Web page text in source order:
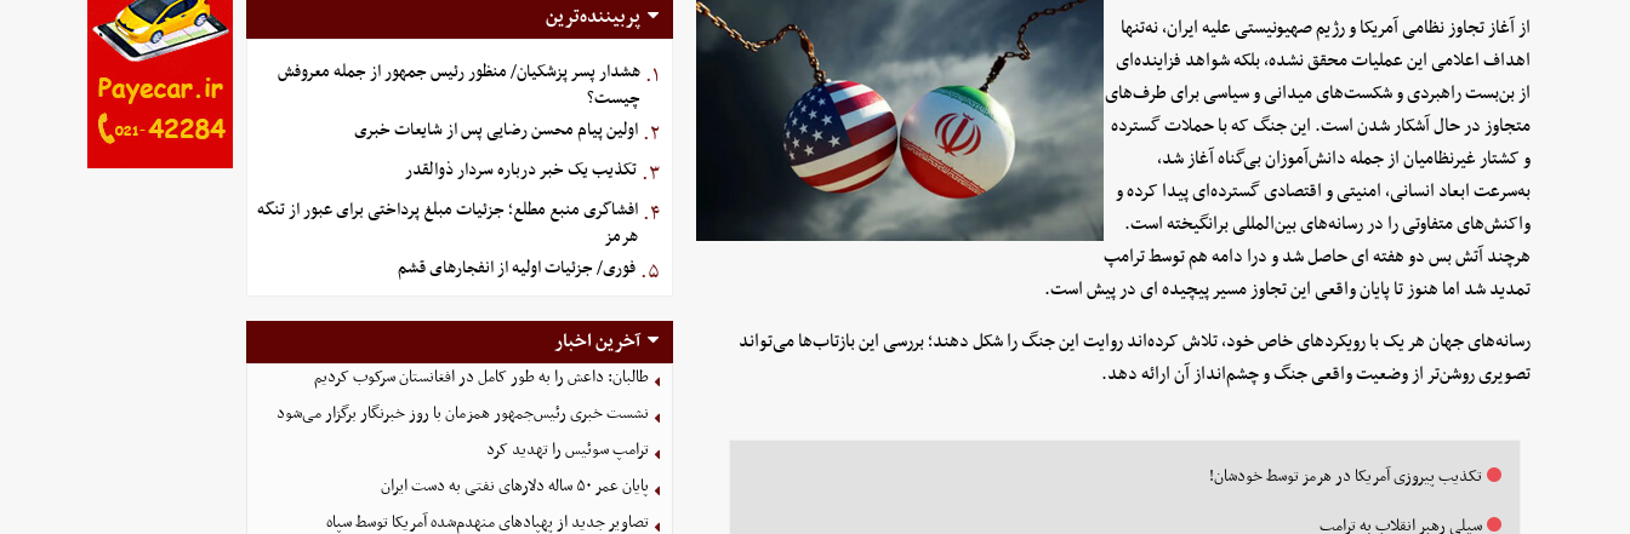
از آغاز تجاوز نظامی آمریکا و رژیم صهیونیستی علیه ایران، نه‌تنها
اهداف اعلامی این عملیات محقق نشده، بلکه شواهد فزاینده‌ای
از بن‌بست راهبردی و شکست‌های میدانی و سیاسی برای طرف‌های
متجاوز در حال آشکار شدن است. این جنگ که با حملات گسترده
و کشتار غیرنظامیان از جمله دانش‌آموزان بی‌گناه آغاز شد،
به‌سرعت ابعاد انسانی، امنیتی و اقتصادی گسترده‌ای پیدا کرده و
واکنش‌های متفاوتی را در رسانه‌های بین‌المللی برانگیخته است.
هرچند آتش بس دو هفته ای حاصل شد و درا دامه هم توسط ترامپ
تمدید شد اما هنوز تا پایان واقعی این تجاوز مسیر پیچیده ای در پیش است.
رسانه‌های جهان هر یک با رویکردهای خاص خود، تلاش کرده‌اند روایت این جنگ را شکل دهند؛ بررسی این بازتاب‌ها می‌تواند
تصویری روشن‌تر از وضعیت واقعی جنگ و چشم‌انداز آن ارائه دهد.
تکذیب پیروزی آمریکا در هرمز توسط خودشان!
سیلی‌ رهبر انقلاب به ترامپ
پربیننده‌ترین
۱. هشدار پسر پزشکیان/ منظور رئیس جمهور از جمله معروفش
چیست؟
۲. اولین پیام محسن رضایی پس از شایعات خبری
۳. تکذیب یک خبر درباره سردار ذوالقدر
۴. افشاگری منبع مطلع؛ جزئیات مبلغ پرداختی برای عبور از تنگه
هرمز
۵. فوری/ جزئیات اولیه از انفجارهای قشم
آخرین اخبار
طالبان: داعش را به طور کامل در افغانستان سرکوب کردیم
نشست خبری رئیس‌جمهور همزمان با روز خبرنگار برگزار می‌شود
ترامپ سوئیس را تهدید کرد
پایان عمر ۵۰ ساله دلارهای نفتی به دست ایران
تصاویر جدید از پهپادهای منهدم‌شده آمریکا توسط سپاه